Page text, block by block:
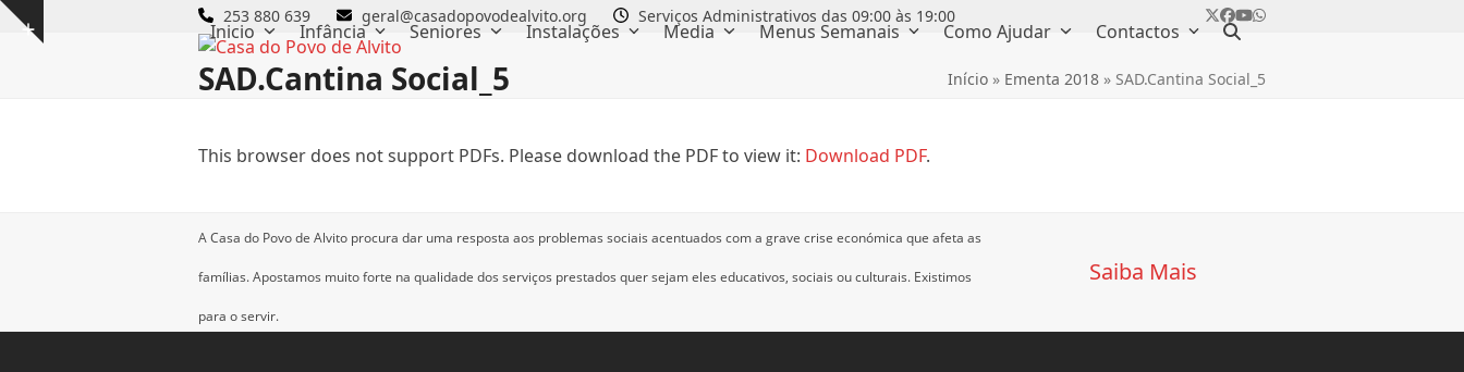
Skip
Show
253 880 639 geral@casadopovodealvito.org Serviços Administrativos das 09:00 às 19:00 Twitter
Facebook
YouTube
Whatsapp
Inicio Infância Seniores Instalações Media Menus Semanais Como Ajudar Contactos
SAD.Cantina Social_5 Início » Ementa 2018 » SAD.Cantina Social_5
This browser does not support PDFs. Please download the PDF to view it: Download PDF.
A Casa do Povo de Alvito procura dar uma resposta aos problemas sociais acentuados com a grave crise económica que afeta as
famílias.Apostamos muito forte na qualidade dos serviços prestados quer sejam eles educativos, sociais ou culturais. Existimos
para o servir.
Saiba Mais